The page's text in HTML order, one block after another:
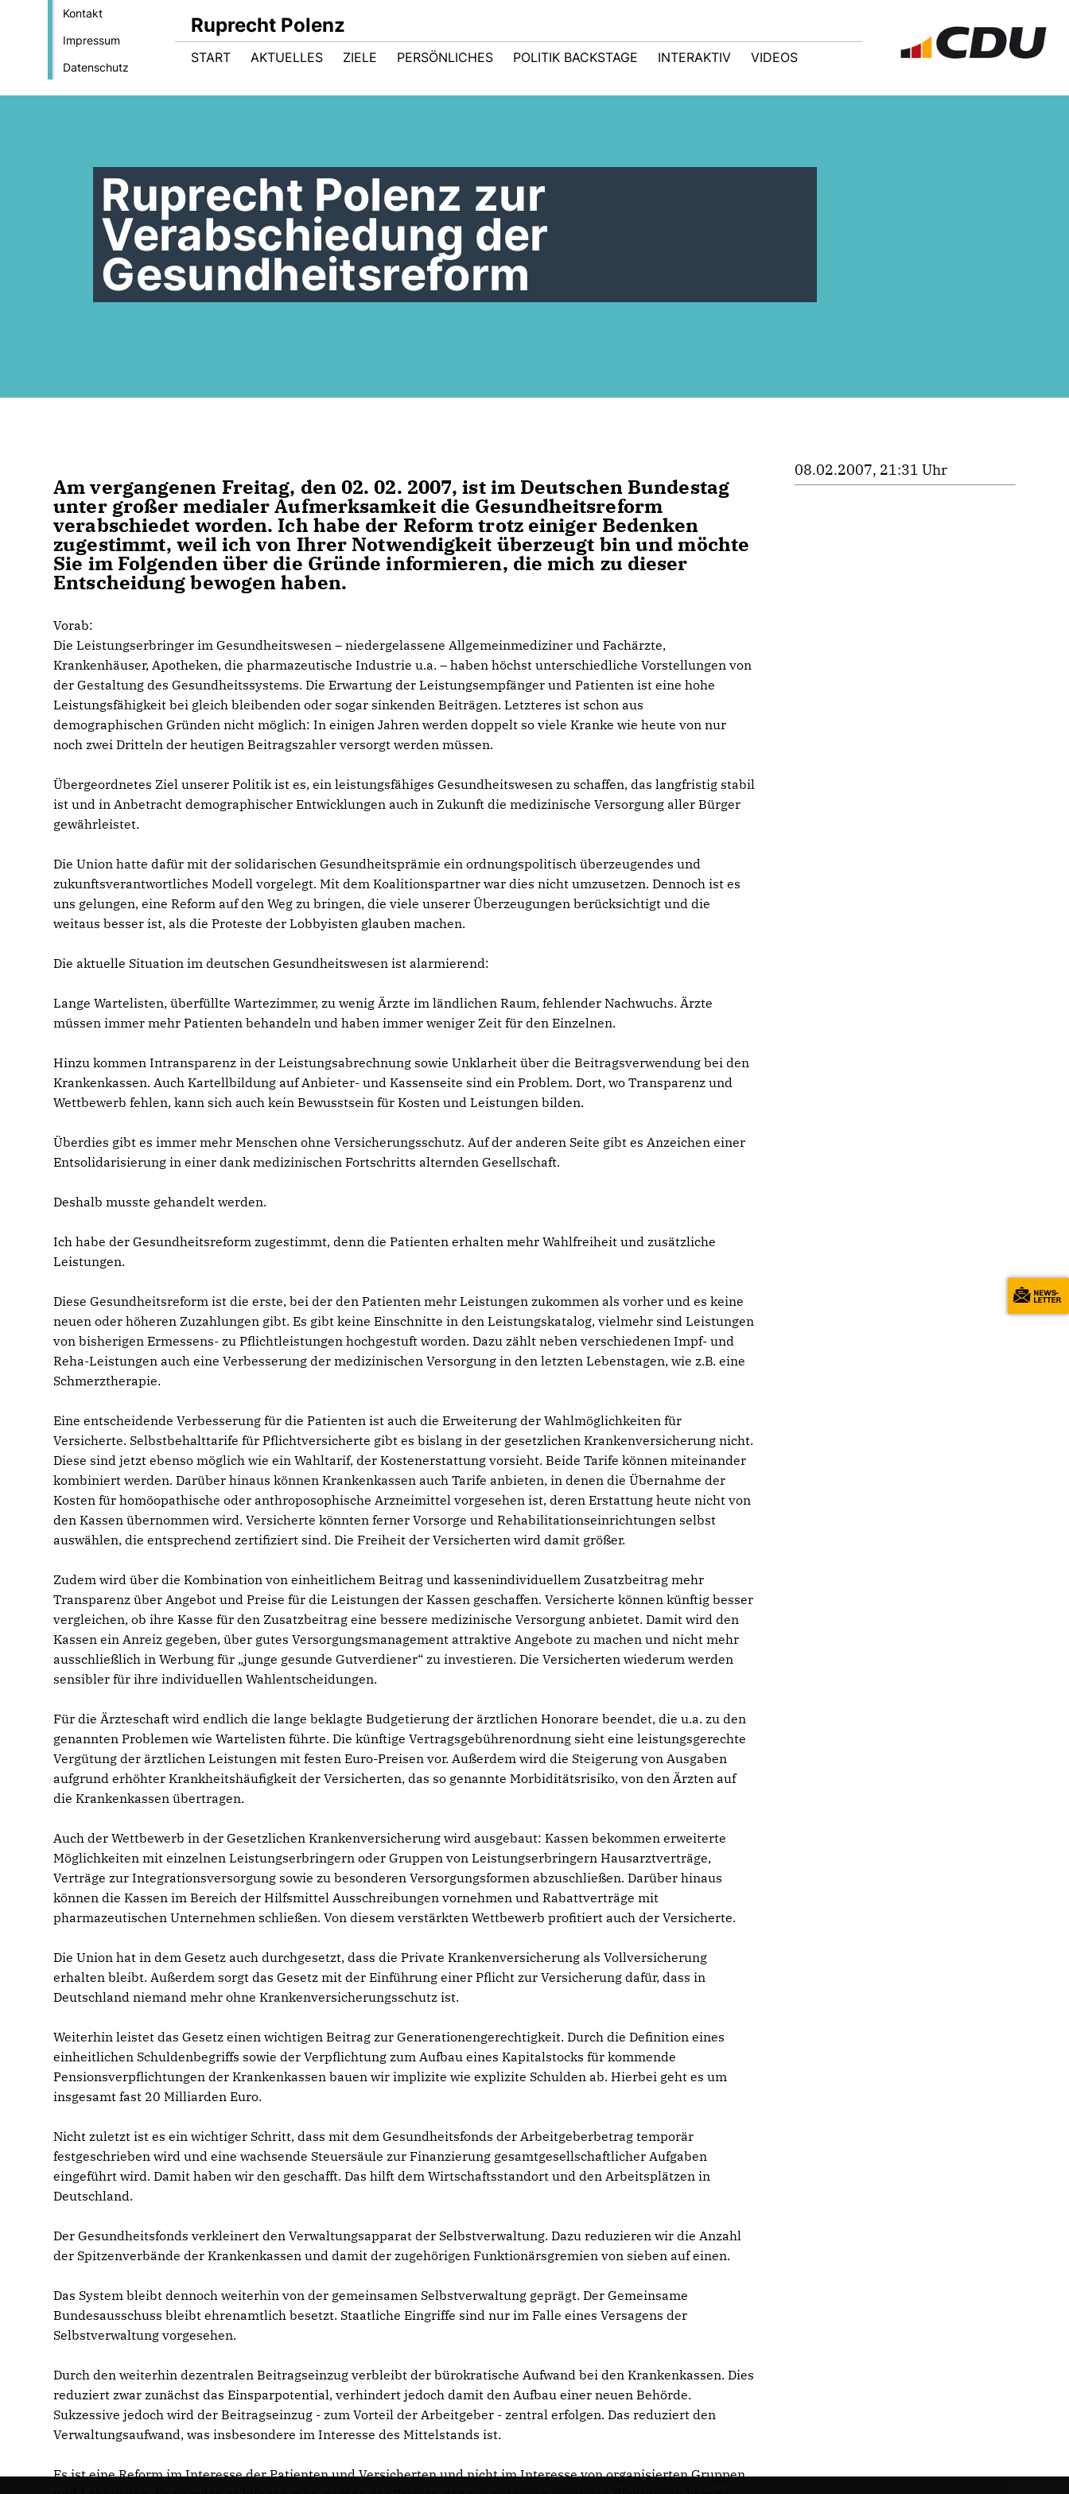
Kontakt
Impressum
Datenschutz
Ruprecht Polenz
START AKTUELLES ZIELE PERSÖNLICHES POLITIK BACKSTAGE INTERAKTIV VIDEOS
Ruprecht Polenz zur
Verabschiedung der
Gesundheitsreform
Am vergangenen Freitag, den 02. 02. 2007, ist im Deutschen Bundestag
unter großer medialer Aufmerksamkeit die Gesundheitsreform
verabschiedet worden. Ich habe der Reform trotz einiger Bedenken
zugestimmt, weil ich von Ihrer Notwendigkeit überzeugt bin und möchte
Sie im Folgenden über die Gründe informieren, die mich zu dieser
Entscheidung bewogen haben.
Vorab:
Die Leistungserbringer im Gesundheitswesen – niedergelassene Allgemeinmediziner und Fachärzte,
Krankenhäuser, Apotheken, die pharmazeutische Industrie u.a. – haben höchst unterschiedliche Vorstellungen von
der Gestaltung des Gesundheitssystems. Die Erwartung der Leistungsempfänger und Patienten ist eine hohe
Leistungsfähigkeit bei gleich bleibenden oder sogar sinkenden Beiträgen. Letzteres ist schon aus
demographischen Gründen nicht möglich: In einigen Jahren werden doppelt so viele Kranke wie heute von nur
noch zwei Dritteln der heutigen Beitragszahler versorgt werden müssen.
Übergeordnetes Ziel unserer Politik ist es, ein leistungsfähiges Gesundheitswesen zu schaffen, das langfristig stabil
ist und in Anbetracht demographischer Entwicklungen auch in Zukunft die medizinische Versorgung aller Bürger
gewährleistet.
Die Union hatte dafür mit der solidarischen Gesundheitsprämie ein ordnungspolitisch überzeugendes und
zukunftsverantwortliches Modell vorgelegt. Mit dem Koalitionspartner war dies nicht umzusetzen. Dennoch ist es
uns gelungen, eine Reform auf den Weg zu bringen, die viele unserer Überzeugungen berücksichtigt und die
weitaus besser ist, als die Proteste der Lobbyisten glauben machen.
Die aktuelle Situation im deutschen Gesundheitswesen ist alarmierend:
Lange Wartelisten, überfüllte Wartezimmer, zu wenig Ärzte im ländlichen Raum, fehlender Nachwuchs. Ärzte
müssen immer mehr Patienten behandeln und haben immer weniger Zeit für den Einzelnen.
Hinzu kommen Intransparenz in der Leistungsabrechnung sowie Unklarheit über die Beitragsverwendung bei den
Krankenkassen. Auch Kartellbildung auf Anbieter- und Kassenseite sind ein Problem. Dort, wo Transparenz und
Wettbewerb fehlen, kann sich auch kein Bewusstsein für Kosten und Leistungen bilden.
Überdies gibt es immer mehr Menschen ohne Versicherungsschutz. Auf der anderen Seite gibt es Anzeichen einer
Entsolidarisierung in einer dank medizinischen Fortschritts alternden Gesellschaft.
Deshalb musste gehandelt werden.
Ich habe der Gesundheitsreform zugestimmt, denn die Patienten erhalten mehr Wahlfreiheit und zusätzliche
Leistungen.
Diese Gesundheitsreform ist die erste, bei der den Patienten mehr Leistungen zukommen als vorher und es keine
neuen oder höheren Zuzahlungen gibt. Es gibt keine Einschnitte in den Leistungskatalog, vielmehr sind Leistungen
von bisherigen Ermessens- zu Pflichtleistungen hochgestuft worden. Dazu zählt neben verschiedenen Impf- und
Reha-Leistungen auch eine Verbesserung der medizinischen Versorgung in den letzten Lebenstagen, wie z.B. eine
Schmerztherapie.
Eine entscheidende Verbesserung für die Patienten ist auch die Erweiterung der Wahlmöglichkeiten für
Versicherte. Selbstbehalttarife für Pflichtversicherte gibt es bislang in der gesetzlichen Krankenversicherung nicht.
Diese sind jetzt ebenso möglich wie ein Wahltarif, der Kostenerstattung vorsieht. Beide Tarife können miteinander
kombiniert werden. Darüber hinaus können Krankenkassen auch Tarife anbieten, in denen die Übernahme der
Kosten für homöopathische oder anthroposophische Arzneimittel vorgesehen ist, deren Erstattung heute nicht von
den Kassen übernommen wird. Versicherte könnten ferner Vorsorge und Rehabilitationseinrichtungen selbst
auswählen, die entsprechend zertifiziert sind. Die Freiheit der Versicherten wird damit größer.
Zudem wird über die Kombination von einheitlichem Beitrag und kassenindividuellem Zusatzbeitrag mehr
Transparenz über Angebot und Preise für die Leistungen der Kassen geschaffen. Versicherte können künftig besser
vergleichen, ob ihre Kasse für den Zusatzbeitrag eine bessere medizinische Versorgung anbietet. Damit wird den
Kassen ein Anreiz gegeben, über gutes Versorgungsmanagement attraktive Angebote zu machen und nicht mehr
ausschließlich in Werbung für „junge gesunde Gutverdiener“ zu investieren. Die Versicherten wiederum werden
sensibler für ihre individuellen Wahlentscheidungen.
Für die Ärzteschaft wird endlich die lange beklagte Budgetierung der ärztlichen Honorare beendet, die u.a. zu den
genannten Problemen wie Wartelisten führte. Die künftige Vertragsgebührenordnung sieht eine leistungsgerechte
Vergütung der ärztlichen Leistungen mit festen Euro-Preisen vor. Außerdem wird die Steigerung von Ausgaben
aufgrund erhöhter Krankheitshäufigkeit der Versicherten, das so genannte Morbiditätsrisiko, von den Ärzten auf
die Krankenkassen übertragen.
Auch der Wettbewerb in der Gesetzlichen Krankenversicherung wird ausgebaut: Kassen bekommen erweiterte
Möglichkeiten mit einzelnen Leistungserbringern oder Gruppen von Leistungserbringern Hausarztverträge,
Verträge zur Integrationsversorgung sowie zu besonderen Versorgungsformen abzuschließen. Darüber hinaus
können die Kassen im Bereich der Hilfsmittel Ausschreibungen vornehmen und Rabattverträge mit
pharmazeutischen Unternehmen schließen. Von diesem verstärkten Wettbewerb profitiert auch der Versicherte.
Die Union hat in dem Gesetz auch durchgesetzt, dass die Private Krankenversicherung als Vollversicherung
erhalten bleibt. Außerdem sorgt das Gesetz mit der Einführung einer Pflicht zur Versicherung dafür, dass in
Deutschland niemand mehr ohne Krankenversicherungsschutz ist.
Weiterhin leistet das Gesetz einen wichtigen Beitrag zur Generationengerechtigkeit. Durch die Definition eines
einheitlichen Schuldenbegriffs sowie der Verpflichtung zum Aufbau eines Kapitalstocks für kommende
Pensionsverpflichtungen der Krankenkassen bauen wir implizite wie explizite Schulden ab. Hierbei geht es um
insgesamt fast 20 Milliarden Euro.
Nicht zuletzt ist es ein wichtiger Schritt, dass mit dem Gesundheitsfonds der Arbeitgeberbetrag temporär
festgeschrieben wird und eine wachsende Steuersäule zur Finanzierung gesamtgesellschaftlicher Aufgaben
eingeführt wird. Damit haben wir den geschafft. Das hilft dem Wirtschaftsstandort und den Arbeitsplätzen in
Deutschland.
Der Gesundheitsfonds verkleinert den Verwaltungsapparat der Selbstverwaltung. Dazu reduzieren wir die Anzahl
der Spitzenverbände der Krankenkassen und damit der zugehörigen Funktionärsgremien von sieben auf einen.
Das System bleibt dennoch weiterhin von der gemeinsamen Selbstverwaltung geprägt. Der Gemeinsame
Bundesausschuss bleibt ehrenamtlich besetzt. Staatliche Eingriffe sind nur im Falle eines Versagens der
Selbstverwaltung vorgesehen.
Durch den weiterhin dezentralen Beitragseinzug verbleibt der bürokratische Aufwand bei den Krankenkassen. Dies
reduziert zwar zunächst das Einsparpotential, verhindert jedoch damit den Aufbau einer neuen Behörde.
Sukzessive jedoch wird der Beitragseinzug - zum Vorteil der Arbeitgeber - zentral erfolgen. Das reduziert den
Verwaltungsaufwand, was insbesondere im Interesse des Mittelstands ist.
Es ist eine Reform im Interesse der Patienten und Versicherten und nicht im Interesse von organisierten Gruppen
08.02.2007, 21:31 Uhr